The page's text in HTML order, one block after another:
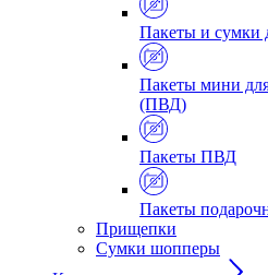
Пакеты и сумки
Пакеты мини
(ПВД)
Пакеты ПВД
Пакеты
Прищепки
Сумки шопперы